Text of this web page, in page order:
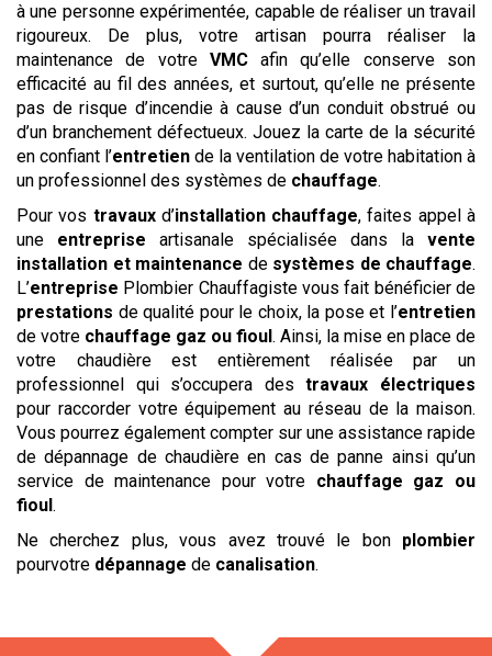
à une personne expérimentée, capable de réaliser un travail
rigoureux. De plus, votre artisan pourra réaliser la
maintenance de votre VMCafin qu’elle conserve son
efficacité au fil des années, et surtout, qu’elle ne présente
pas de risque d’incendie à cause d’un conduit obstrué ou
d’un branchement défectueux. Jouez la carte de la sécurité
en confiant l’entretien de la ventilation de votre habitation à
un professionnel des systèmes de chauffage.
Pour vos travauxd’installation chauffage, faites appel à
une entreprise artisanale spécialisée dans la vente
installation et maintenance de systèmes de chauffage.
L’entreprise Plombier Chauffagiste vous fait bénéficier de
prestations de qualité pour le choix, la pose et l’entretien
de votre chauffage gaz ou fioul . Ainsi, la mise en place de
votre chaudière est entièrement réalisée par un
professionnel qui s’occupera destravaux électriques
pour raccorder votre équipement au réseau de la maison.
Vous pourrez également compter sur une assistance rapide
de dépannage de chaudière en cas de panne ainsi qu’un
service de maintenance pour votre chauffage gaz ou
fioul .
Ne cherchez plus, vous avez trouvé le bon plombier
pourvotre dépannage de canalisation.